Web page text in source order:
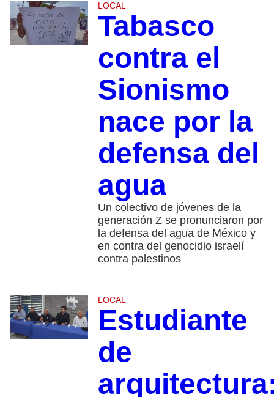
LOCAL
Tabasco
contra el
Sionismo
nace por la
defensa del
agua
Un colectivo de jóvenes de la
generación Z se pronunciaron por
la defensa del agua de México y
en contra del genocidio israelí
contra palestinos
LOCAL
Estudiante
de